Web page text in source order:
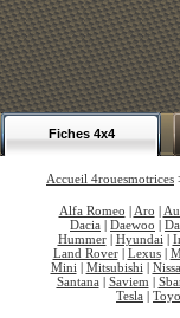
Fiches 4x4
Accueil 4rouesmotrices
Alfa Romeo | Aro |
Dacia | Daewoo |
Hummer| Hyundai |
Land Rover| Lexus|
Mini | Mitsubishi |
Santana | Saviem |
Tesla |